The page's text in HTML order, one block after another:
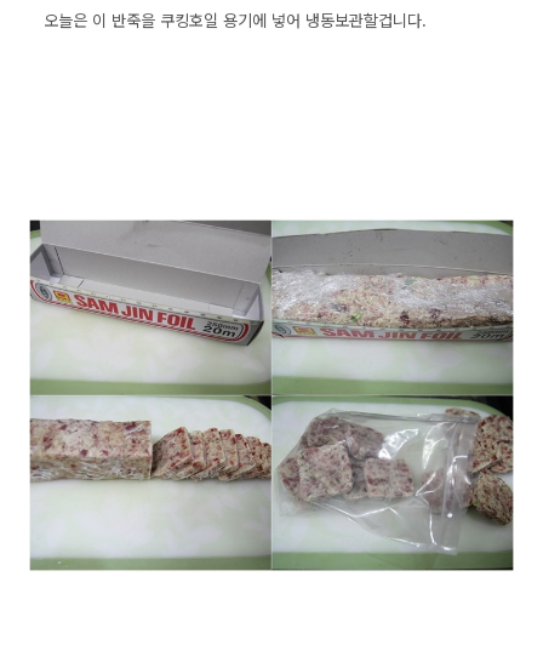
오늘은 이 반죽을 쿠킹호일 용기에 넣어 냉동보관할겁니다.